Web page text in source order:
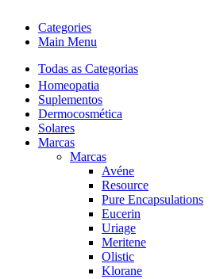
Categories
Main Menu
Todas as Categorias
Homeopatia
Suplementos
Dermocosmética
Solares
Marcas
Marcas
Avéne
Resource
Pure Encapsulations
Eucerin
Uriage
Meritene
Olistic
Klorane